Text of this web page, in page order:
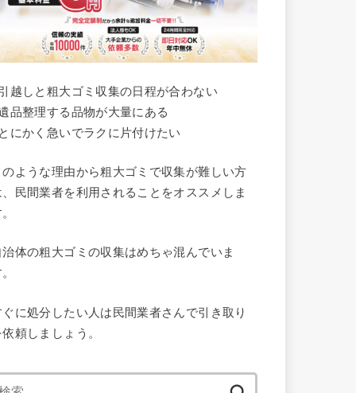
越しと粗大ゴミ収集の日程が合わない
品整理する品物が大量にある
にかく急いでラクに片付けたい
のような理由から粗大ゴミで収集が難しい方
、民間業者を利用されることをオススメしま
治体の粗大ゴミの収集はめちゃ混んでいま
ぐに処分したい人は民間業者さんで引き取り
頼しましょう。